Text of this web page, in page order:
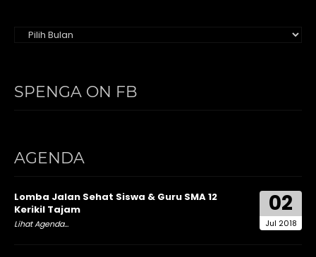
SPENGA ON FB
AGENDA
02
Jul 2018
Lomba Jalan Sehat Siswa & Guru SMA 12
Kerikil Tajam
Lihat Agenda...